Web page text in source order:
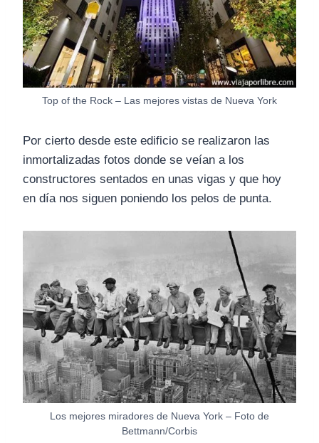
Top of the Rock – Las mejores vistas de Nueva York
Por cierto desde este edificio se realizaron las
inmortalizadas fotos donde se veían a los
constructores sentados en unas vigas y que hoy
en día nos siguen poniendo los pelos de punta.
Los mejores miradores de Nueva York – Foto de
Bettmann/Corbis